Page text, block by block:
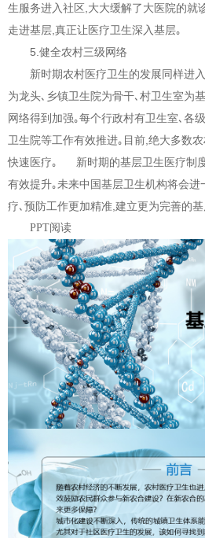
生服务进入社区,大大缓解了大医院的就
走进基层,真正让医疗卫生深入基层｡
5.健全农村三级网络
新时期农村医疗卫生的发展同样进入
为龙头､乡镇卫生院为骨干､村卫生室为
网络得到加强｡每个行政村有卫生室､各
卫生院等工作有效推进｡目前,绝大多数
快速医疗｡ 新时期的基层卫生医疗制
有效提升｡未来中国基层卫生机构将会
疗､预防工作更加精准,建立更为完善的
PPT阅读